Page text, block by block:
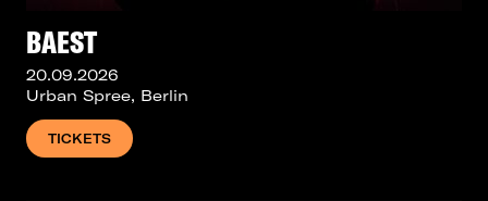
BAEST
20.09.2026
Urban Spree, Berlin
TICKETS